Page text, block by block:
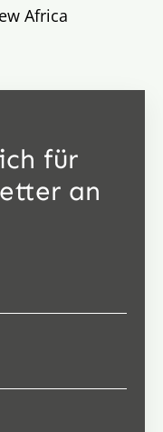
Africa
für
an